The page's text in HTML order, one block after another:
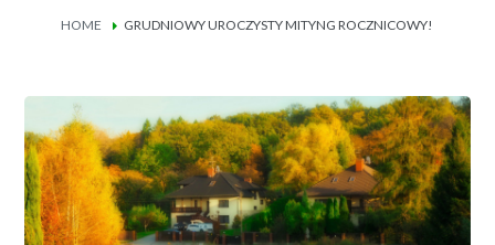
HOME GRUDNIOWY UROCZYSTY MITYNG ROCZNICOWY!